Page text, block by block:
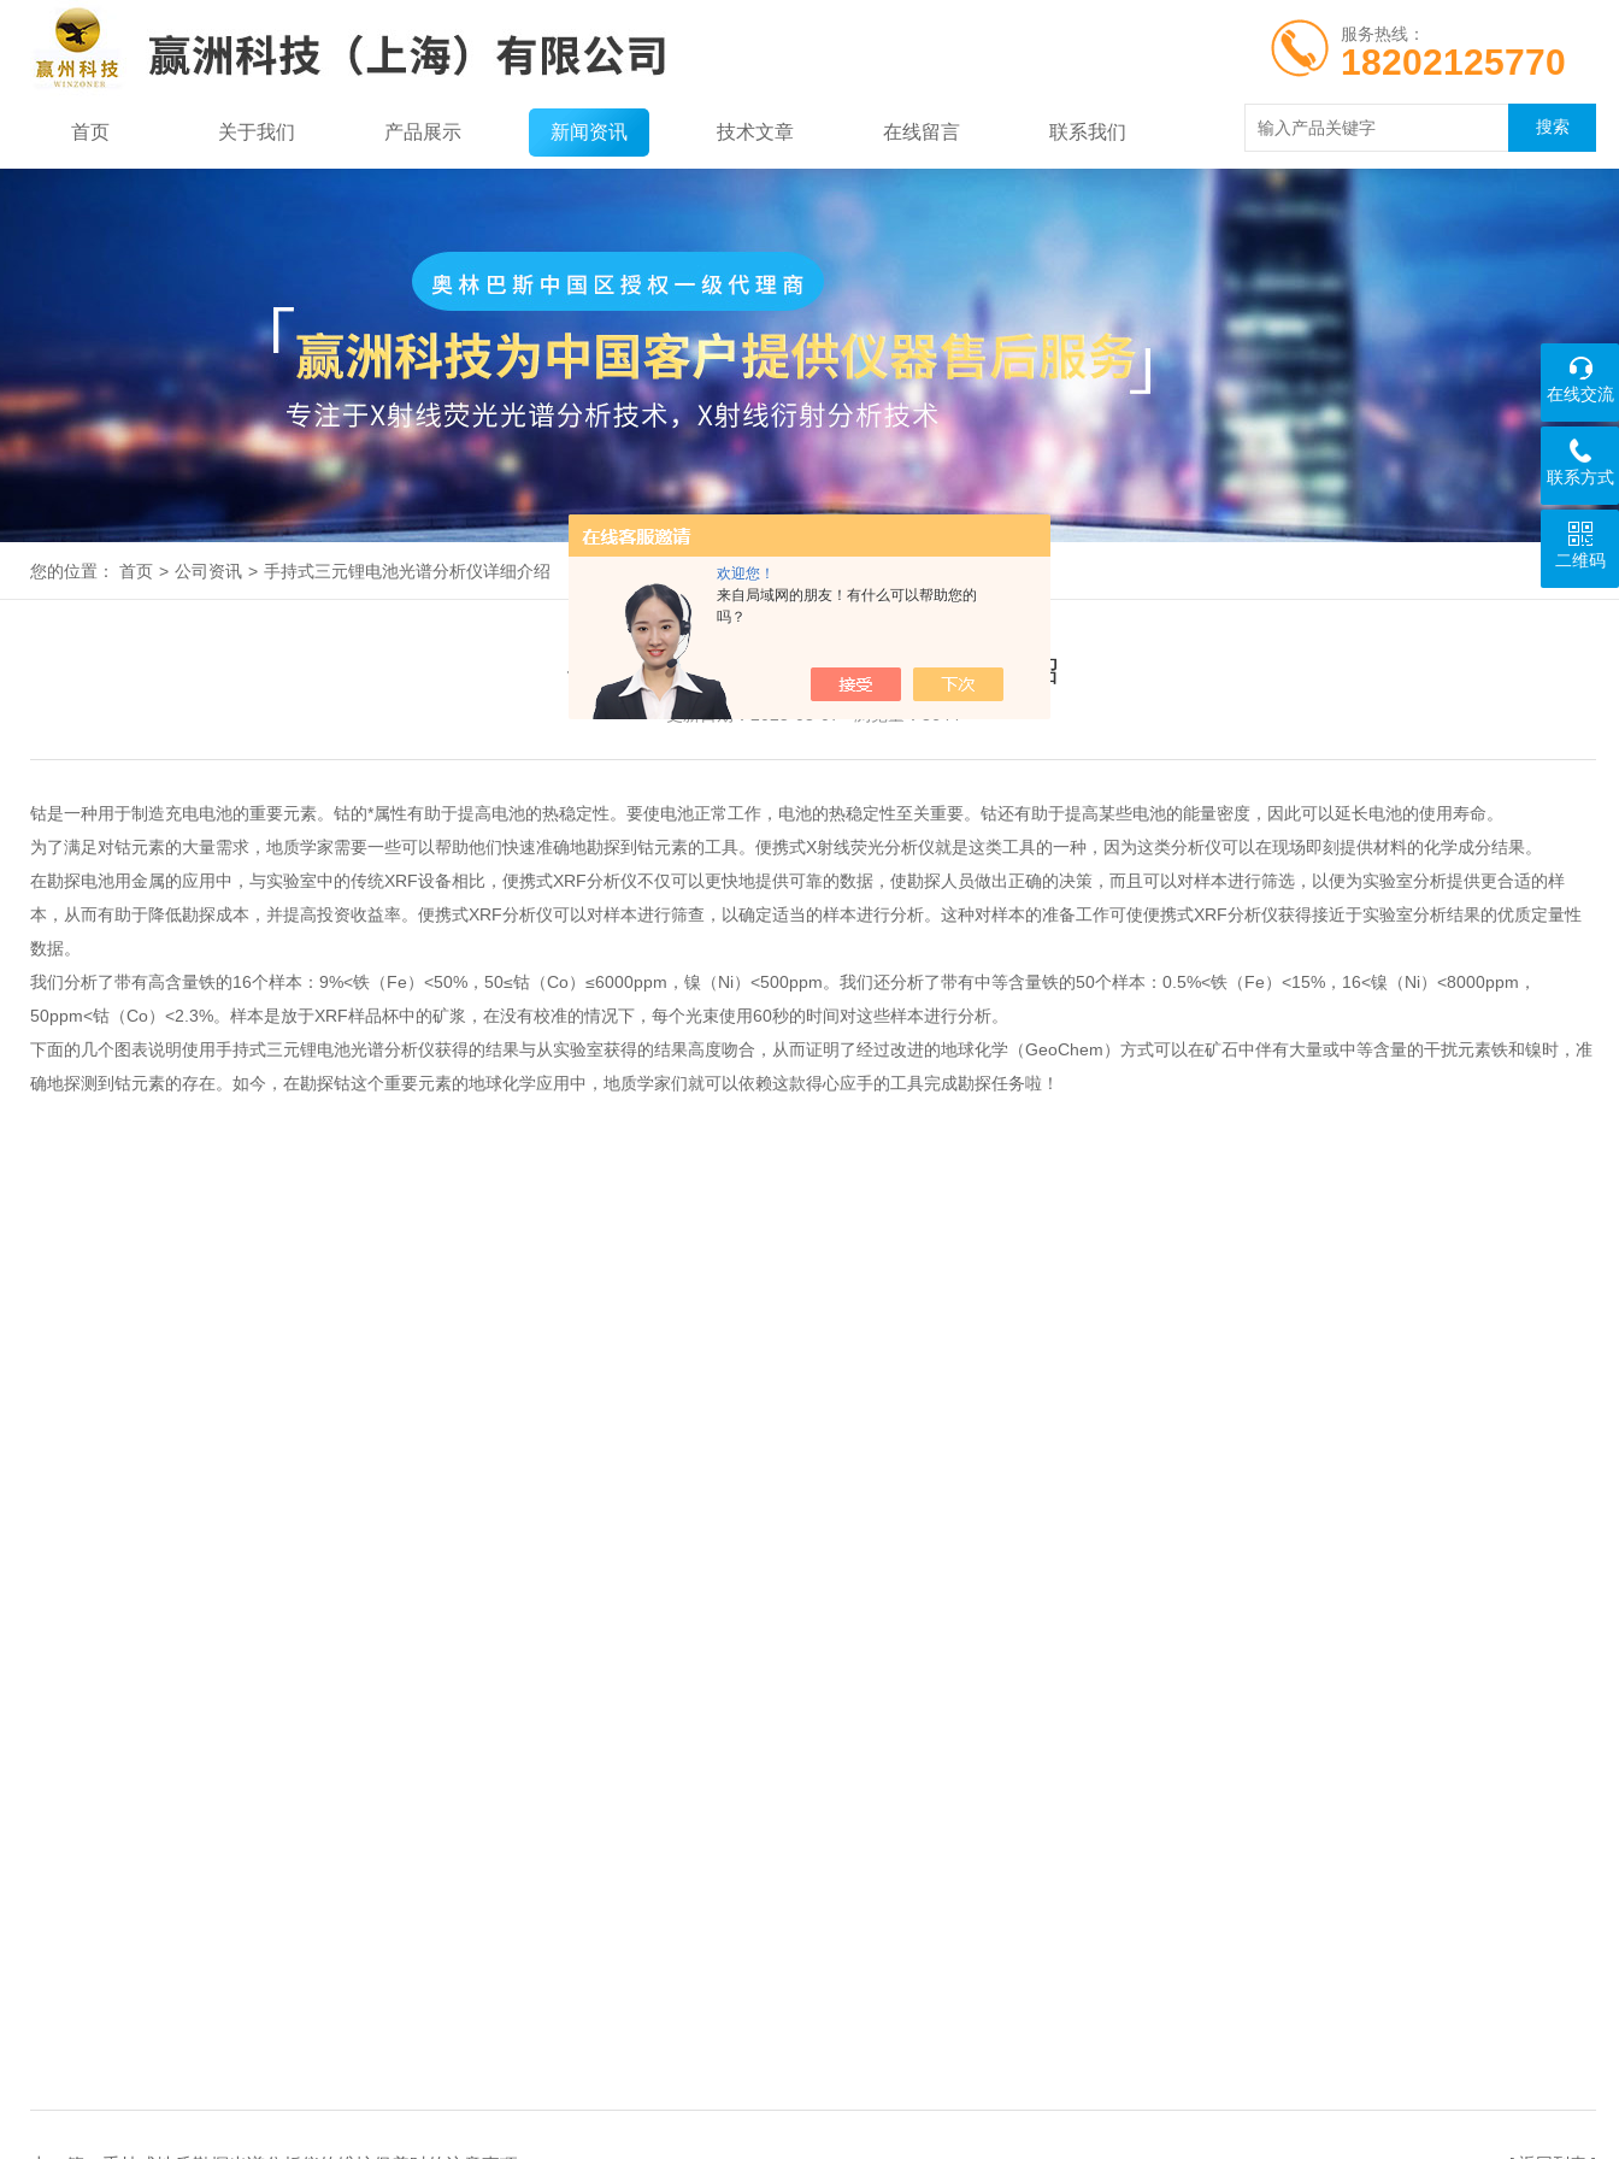
欢迎您！
来自局域网的朋友！有什么可以帮助您的
吗？
服务热线：
18202125770
首页 关于我们 产品展示 新闻资讯 技术文章 在线留言 联系我们
您的位置： 首页 > 公司资讯 > 手持式三元锂电池光谱分析仪详细介绍
手持式三元锂电池光谱分析仪详细介绍
更新日期：2025-03-07 浏览量：3644
钴是一种用于制造充电电池的重要元素。钴的*属性有助于提高电池的热稳定性。要使电池正常工作，电池的热稳定性至关重要。钴还有助于提高某些电池的能量密度，因此可以延长电池的使用寿命。
为了满足对钴元素的大量需求，地质学家需要一些可以帮助他们快速准确地勘探到钴元素的工具。便携式X射线荧光分析仪就是这类工具的一种，因为这类分析仪可以在现场即刻提供材料的化学成分结果。
在勘探电池用金属的应用中，与实验室中的传统XRF设备相比，便携式XRF分析仪不仅可以更快地提供可靠的数据，使勘探人员做出正确的决策，而且可以对样本进行筛选，以便为实验室分析提供更合适的样
本，从而有助于降低勘探成本，并提高投资收益率。便携式XRF分析仪可以对样本进行筛查，以确定适当的样本进行分析。这种对样本的准备工作可使便携式XRF分析仪获得接近于实验室分析结果的优质定量性
数据。
我们分析了带有高含量铁的16个样本：9%<铁（Fe）<50%，50≤钴（Co）≤6000ppm，镍（Ni）<500ppm。我们还分析了带有中等含量铁的50个样本：0.5%<铁（Fe）<15%，16<镍（Ni）<8000ppm，
50ppm<钴（Co）<2.3%。样本是放于XRF样品杯中的矿浆，在没有校准的情况下，每个光束使用60秒的时间对这些样本进行分析。
下面的几个图表说明使用手持式三元锂电池光谱分析仪获得的结果与从实验室获得的结果高度吻合，从而证明了经过改进的地球化学（GeoChem）方式可以在矿石中伴有大量或中等含量的干扰元素铁和镍时，准
确地探测到钴元素的存在。如今，在勘探钴这个重要元素的地球化学应用中，地质学家们就可以依赖这款得心应手的工具完成勘探任务啦！
在线交流
联系方式
二维码